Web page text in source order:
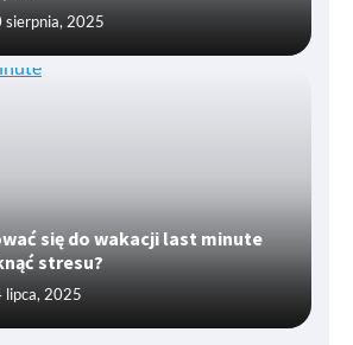
sierpnia, 2025
się do wakacji last minute
stresu?
lipca, 2025